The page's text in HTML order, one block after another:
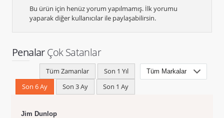
Bu ürün için henüz yorum yapılmamış. İlk yorumu
yaparak diğer kullanıcılar ile paylaşabilirsin.
PenalarÇok Satanlar
Tüm Zamanlar
Son 1 Yıl
Son 6 Ay
Son 3 Ay Son 1 Ay
Jim Dunlop